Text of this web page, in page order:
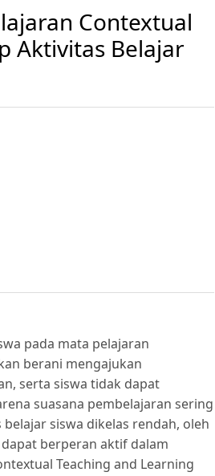
Contextual
Aktivitas Belajar
pada mata pelajaran
berani mengajukan
serta siswa tidak dapat
suasana pembelajaran sering
siswa dikelas rendah, oleh
berperan aktif dalam
Teaching and Learning